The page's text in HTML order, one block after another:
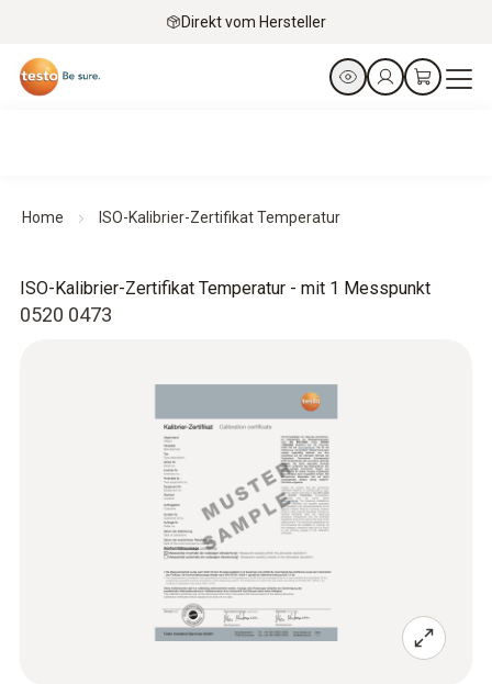
Direkt vom Hersteller
Home ISO-Kalibrier-Zertifikat Temperatur
0520 0473
ISO-Kalibrier-Zertifikat Temperatur - mit 1 Messpunkt